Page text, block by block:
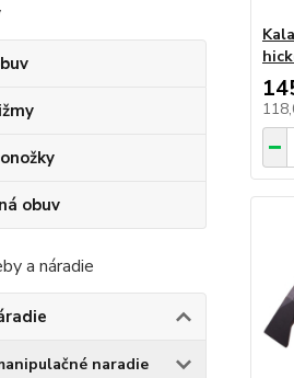
obuv
a náradie
naradie